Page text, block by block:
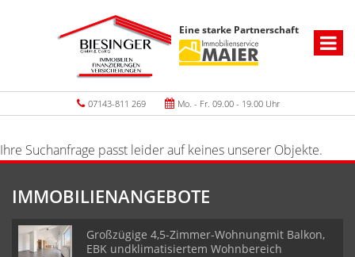
Eine starke Partnerschaft
07143-811 269 Mo. - Fr. 09.00 - 19.00 Uhr
Ihre Suchanfrage passt leider auf keines unserer Objekte.
IMMOBILIENANGEBOTE
Großzügige 4,5-Zimmer-Wohnungmit Balkon,
EBK undklimatisiertem Wohnbereich